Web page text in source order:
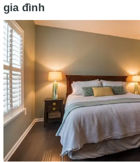
gia đình